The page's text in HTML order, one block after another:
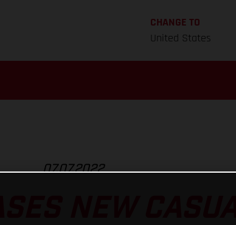
CHANGE TO
United States
07.07.2022
NEW